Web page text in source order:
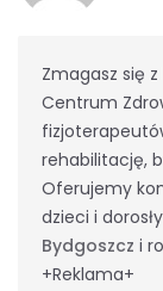
Zmagasz się
Centrum
rehabilitację,
Oferujemy
dzieci i
Bydgoszcz i
+Reklama+